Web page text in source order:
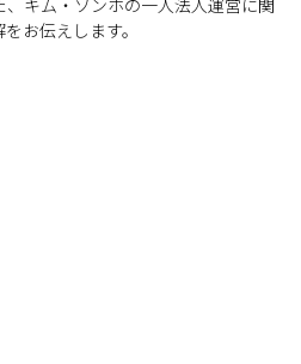
お伝えします。